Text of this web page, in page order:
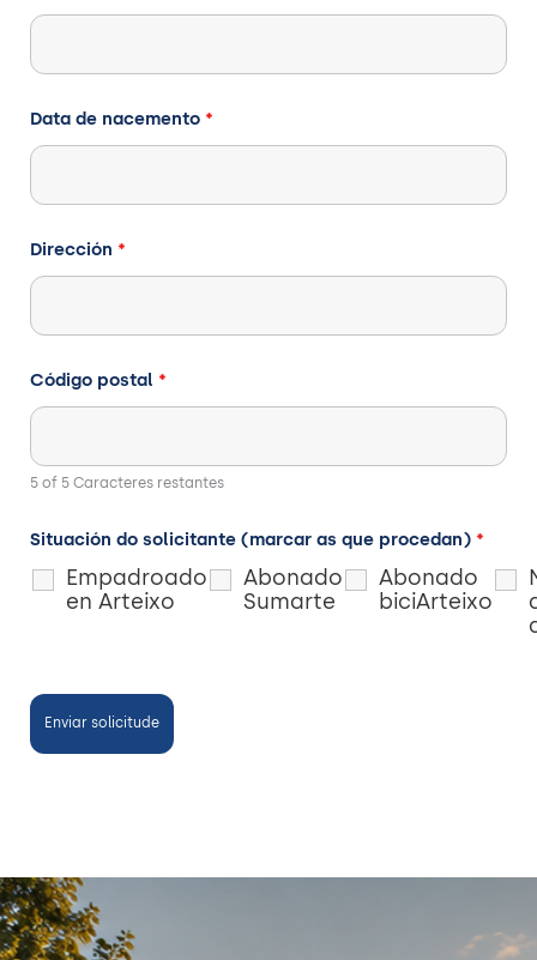
Data de nacemento *
Dirección *
Código postal *
5 of 5 Caracteres restantes
Situación do solicitante (marcar as que procedan) *
Empadroado
en Arteixo
Abonado
Sumarte
Abonado
biciArteixo